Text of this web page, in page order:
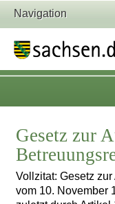
Navigation
Gesetz zur
Vollzitat: Gesetz
vom 10. November